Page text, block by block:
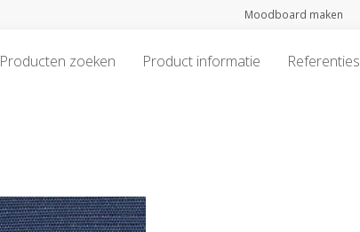
Moodboard maken
Producten zoeken Product informatie Referenties